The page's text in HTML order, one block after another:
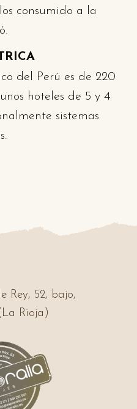
consumido a la
del Perú es de 220
hoteles de 5 y 4
sistemas
Rey, 52, bajo,
Rioja)